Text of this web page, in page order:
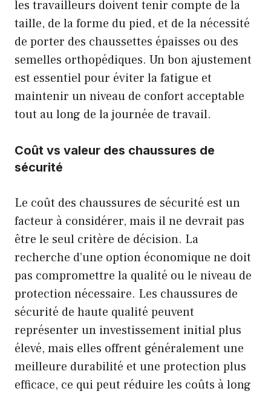
les travailleurs doivent tenir compte de la
taille, de la forme du pied, et de la nécessité
de porter des chaussettes épaisses ou des
semelles orthopédiques. Un bon ajustement
est essentiel pour éviter la fatigue et
maintenir un niveau de confort acceptable
tout au long de la journée de travail.
Coût vs valeur des chaussures de
sécurité
Le coût des chaussures de sécurité est un
facteur à considérer, mais il ne devrait pas
être le seul critère de décision. La
recherche d’une option économique ne doit
pas compromettre la qualité ou le niveau de
protection nécessaire. Les chaussures de
sécurité de haute qualité peuvent
représenter un investissement initial plus
élevé, mais elles offrent généralement une
meilleure durabilité et une protection plus
efficace, ce qui peut réduire les coûts à long